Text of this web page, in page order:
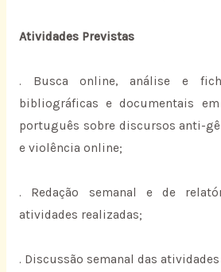
Atividades Previstas
. Busca online, análise e
bibliográficas e documentais
português sobre discursos anti-
e violência online;
. Redação semanal e de
atividades realizadas;
. Discussão semanal das